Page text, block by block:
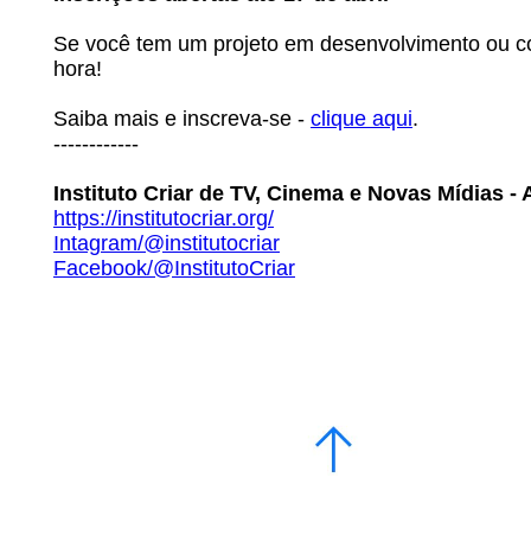
Se você tem um projeto em desenvolvimento ou
hora!
Saiba mais e inscreva-se - clique aqui.
------------
Instituto Criar de TV, Cinema e Novas Mídias
https://institutocriar.org/
Intagram/@institutocriar
Facebook/@InstitutoCriar